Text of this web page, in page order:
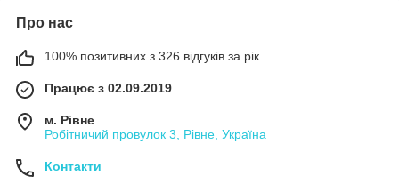
Про нас
100% позитивних з 326 відгуків за рік
Працює з 02.09.2019
м. Рівне
Робітничий провулок 3, Рівне, Україна
Контакти